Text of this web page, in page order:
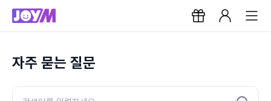
자주 묻는 질문